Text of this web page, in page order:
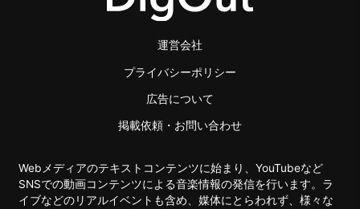
運営会社
プライバシーポリシー
広告について
掲載依頼・お問い合わせ
Webメディアのテキストコンテンツに始まり、YouTubeなど
SNSでの動画コンテンツによる音楽情報の発信を行います。ラ
イブなどのリアルイベントも含め、媒体にとらわれず、様々な